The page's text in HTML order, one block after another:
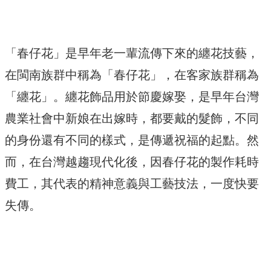
「春仔花」是早年老一輩流傳下來的纏花技藝，
在閩南族群中稱為「春仔花」，在客家族群稱為
「纏花」。纏花飾品用於節慶嫁娶，是早年台灣
農業社會中新娘在出嫁時，都要戴的髮飾，不同
的身份還有不同的樣式，是傳遞祝福的起點。然
而，在台灣越趨現代化後，因春仔花的製作耗時
費工，其代表的精神意義與工藝技法，一度快要
失傳。